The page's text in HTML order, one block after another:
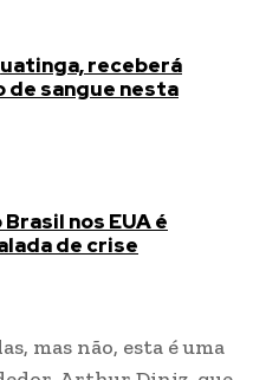
receberá
de sangue nesta
nos EUA é
de crise
mas não, esta é uma